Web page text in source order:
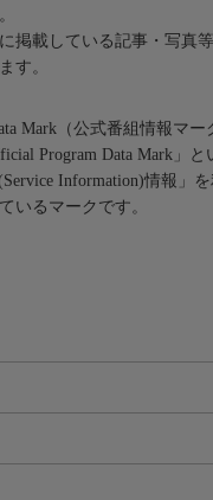
掲載している記事・写真
す。
Mark（公式番組情報マー
Program Data Mark」
Information)情報」
いるマークです。